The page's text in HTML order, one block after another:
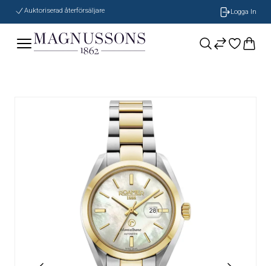
Auktoriserad återförsäljare Logga In